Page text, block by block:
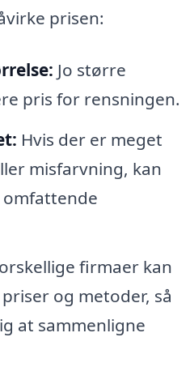
prisen:
Jo større
pris for rensningen.
Hvis der er meget
misfarvning, kan
firmaer kan
og metoder, så
at sammenligne